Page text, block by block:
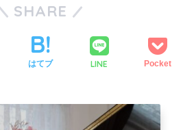
SHARE
はてブ LINE Pocket